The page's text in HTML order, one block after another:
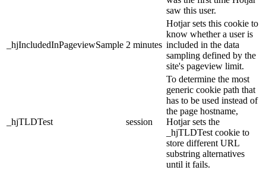
saw this user.
_hjIncludedInPageviewSample 2 minutes
Hotjar sets this cookie to
know whether a user is
included in the data
sampling defined by the
site's pageview limit.
_hjTLDTest session
To determine the most
generic cookie path that
has to be used instead of
the page hostname,
Hotjar sets the
_hjTLDTest cookie to
store different URL
substring alternatives
until it fails.